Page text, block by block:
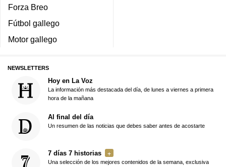
Forza Breo
Fútbol gallego
Motor gallego
NEWSLETTERS
Hoy en La Voz
La información más destacada del día, de lunes a viernes a primera
hora de la mañana
Al final del día
Un resumen de las noticias que debes saber antes de acostarte
7 días 7 historias
Una selección de los mejores contenidos de la semana, exclusiva